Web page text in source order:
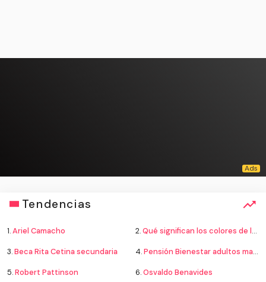
Tendencias
1.Ariel Camacho 2.Qué significan los colores de la bandera
3.Beca Rita Cetina secundaria 4.Pensión Bienestar adultos mayores
5.Robert Pattinson 6.Osvaldo Benavides